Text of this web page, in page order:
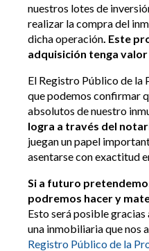
nuestros lotes de
realizar la compra del
dicha operación. Este
adquisición tenga
El Registro Público de la
que podemos confirmar
absolutos de nuestro
logra a través del
juegan un papel
asentarse con exactitud
Si a futuro
podremos hacer y
Esto será posible
una inmobiliaria que nos
Registro Público de la